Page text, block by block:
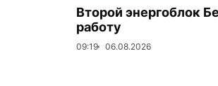
Второй энергоблок
работу
09:19 06.08.2026